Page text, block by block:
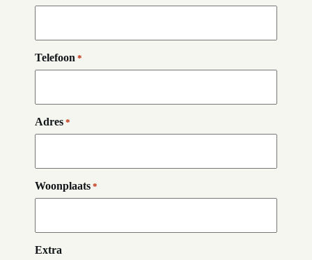
Telefoon *
Adres *
Woonplaats *
Extra